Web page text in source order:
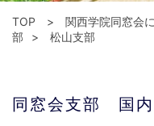
TOP 関西学院同窓会
部
松山支部
同窓会支部 国内